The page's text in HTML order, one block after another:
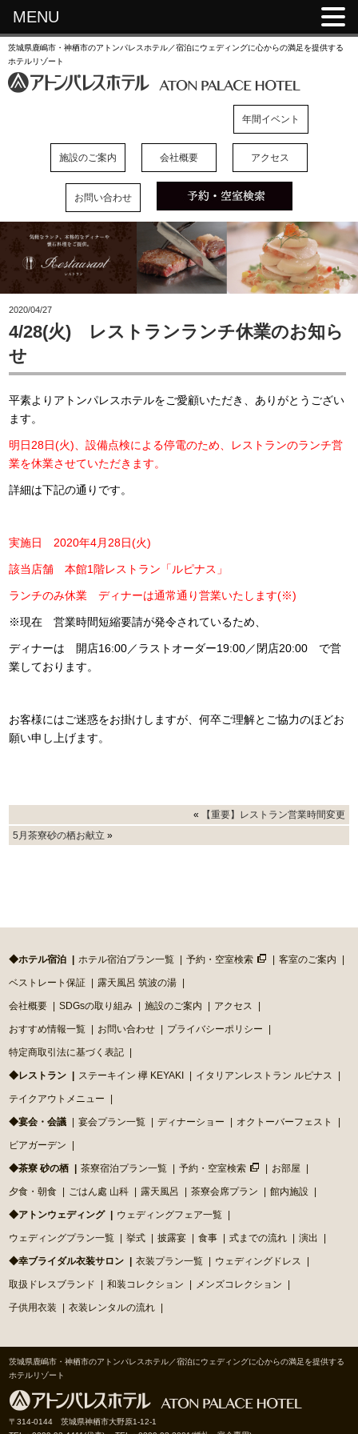
茨城県鹿嶋市・神栖市のアトンパレスホテル／宿泊にウェディングに心からの満足を提供する
ホテルリゾート
年間イベント
施設のご案内 会社概要 アクセス
お問い合わせ
2020/04/27
4/28(火) レストランランチ休業のお知ら
せ
平素よりアトンパレスホテルをご愛顧いただき、ありがとうござい
ます。
明日28日(火)、設備点検による停電のため、レストランのランチ営
業を休業させていただきます。
詳細は下記の通りです。
実施日 2020年4月28日(火)
該当店舗 本館1階レストラン「ルピナス」
ランチのみ休業 ディナーは通常通り営業いたします(※)
※現在 営業時間短縮要請が発令されているため、
ディナーは 開店16:00／ラストオーダー19:00／閉店20:00 で営
業しております。
お客様にはご迷惑をお掛けしますが、何卒ご理解とご協力のほどお
願い申し上げます。
«
【重要】レストラン営業時間変更
5月茶寮砂の栖お献立 »
◆ホテル宿泊 ホテル宿泊プラン一覧 予約・空室検索 客室のご案内
ベストレート保証 露天風呂 筑波の湯
会社概要 SDGsの取り組み 施設のご案内 アクセス
おすすめ情報一覧 お問い合わせ プライバシーポリシー
特定商取引法に基づく表記
◆レストラン ステーキイン 欅 KEYAKI イタリアンレストラン ルピナス
テイクアウトメニュー
◆宴会・会議 宴会プラン一覧 ディナーショー オクトーバーフェスト
ビアガーデン
◆茶寮 砂の栖 茶寮宿泊プラン一覧 予約・空室検索 お部屋
夕食・朝食 ごはん處 山科 露天風呂 茶寮会席プラン 館内施設
◆アトンウェディング ウェディングフェア一覧
ウェディングプラン一覧 挙式 披露宴 食事 式までの流れ 演出
◆幸ブライダル衣装サロン 衣装プラン一覧 ウェディングドレス
取扱ドレスブランド 和装コレクション メンズコレクション
子供用衣装 衣装レンタルの流れ
茨城県鹿嶋市・神栖市のアトンパレスホテル／宿泊にウェディングに心からの満足を提供する
ホテルリゾート
〒314-0144 茨城県神栖市大野原1-12-1
MENU